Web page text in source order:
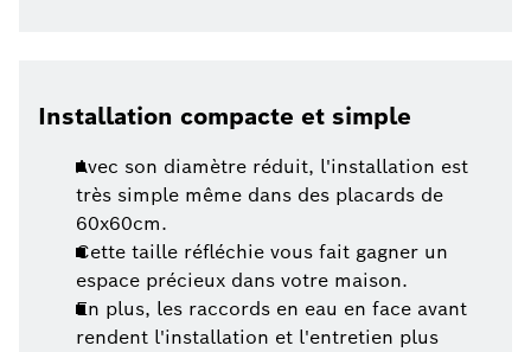
Installation compacte et simple
Avec son diamètre réduit, l'installation est
très simple même dans des placards de
60x60cm.
Cette taille réfléchie vous fait gagner un
espace précieux dans votre maison.
En plus, les raccords en eau en face avant
rendent l'installation et l'entretien plus